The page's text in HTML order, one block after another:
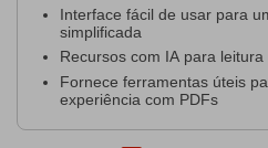
Interface fácil de usar para
simplificada
Recursos com IA para
Fornece ferramentas úteis
experiência com PDFs